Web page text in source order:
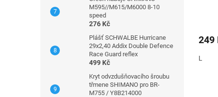
M595//M615/M6000 8-10
speed
276 Kč
Plášť SCHWALBE Hurricane
29x2,40 Addix Double Defence
Race Guard reflex
499 Kč
Kryt odvzdušňovacího šroubu
třmene SHIMANO pro BR-
M755 / Y8B214000
249
L